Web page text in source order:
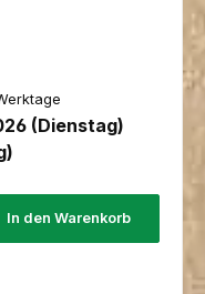
(Dienstag)
In den Warenkorb